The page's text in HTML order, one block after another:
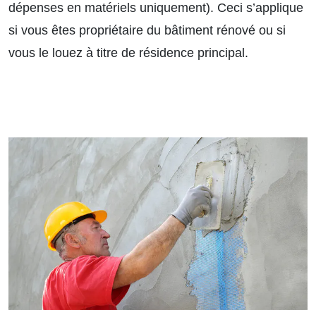
dépenses en matériels uniquement). Ceci s’applique
si vous êtes propriétaire du bâtiment rénové ou si
vous le louez à titre de résidence principal.